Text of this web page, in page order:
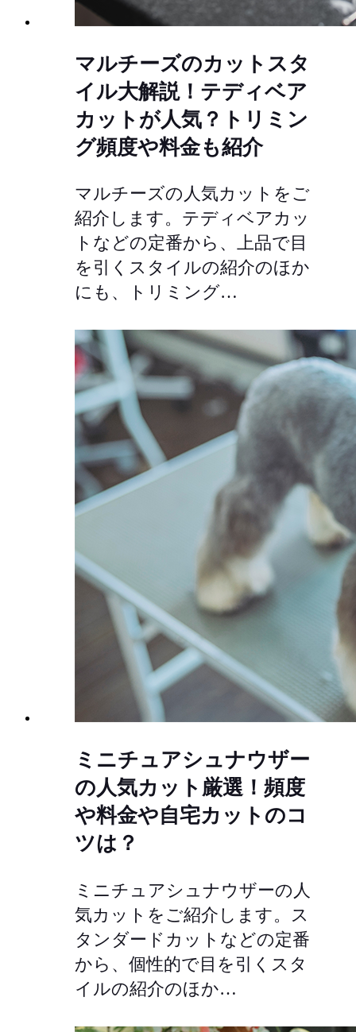
マルチーズのカットスタ
イル大解説！テディベア
カットが人気？トリミン
グ頻度や料金も紹介
マルチーズの人気カットをご
紹介します。テディベアカッ
トなどの定番から、上品で目
を引くスタイルの紹介のほか
にも、トリミング…
ミニチュアシュナウザー
の人気カット厳選！頻度
や料金や自宅カットのコ
ツは？
ミニチュアシュナウザーの人
気カットをご紹介します。ス
タンダードカットなどの定番
から、個性的で目を引くスタ
イルの紹介のほか…